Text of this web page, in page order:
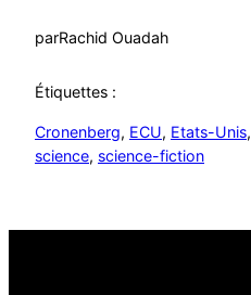
parRachid Ouadah
Étiquettes :
Cronenberg, ECU, Etats-Unis,
science, science-fiction